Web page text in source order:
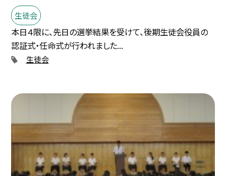
生徒会
本日４限に、先日の選挙結果を受けて、後期生徒会役員の
認証式・任命式が行われました...
生徒会